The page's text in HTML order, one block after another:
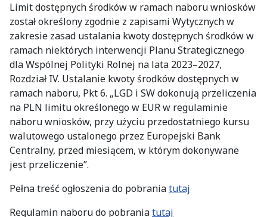
Limit dostępnych środków w ramach naboru wniosków
został określony zgodnie z zapisami Wytycznych w
zakresie zasad ustalania kwoty dostępnych środków w
ramach niektórych interwencji Planu Strategicznego
dla Wspólnej Polityki Rolnej na lata 2023–2027,
Rozdział IV. Ustalanie kwoty środków dostępnych w
ramach naboru, Pkt 6. „LGD i SW dokonują przeliczenia
na PLN limitu określonego w EUR w regulaminie
naboru wniosków, przy użyciu przedostatniego kursu
walutowego ustalonego przez Europejski Bank
Centralny, przed miesiącem, w którym dokonywane
jest przeliczenie”.
Pełna treść ogłoszenia do pobraniatutaj
Regulamin naboru do pobraniatutaj